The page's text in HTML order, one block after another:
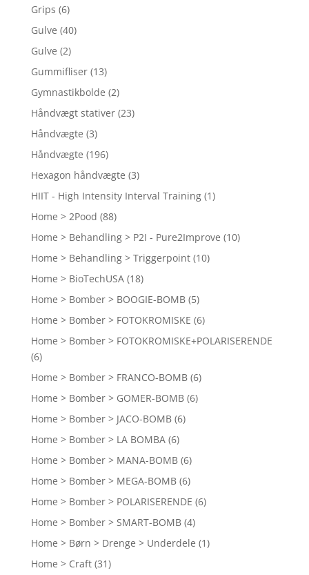
Grips (6)
Gulve (40)
Gulve (2)
Gummifliser (13)
Gymnastikbolde (2)
Håndvægt stativer (23)
Håndvægte (3)
Håndvægte (196)
Hexagon håndvægte (3)
HIIT - High Intensity Interval Training (1)
Home > 2Pood (88)
Home > Behandling > P2I - Pure2Improve (10)
Home > Behandling > Triggerpoint (10)
Home > BioTechUSA (18)
Home > Bomber > BOOGIE-BOMB (5)
Home > Bomber > FOTOKROMISKE (6)
Home > Bomber > FOTOKROMISKE+POLARISERENDE
(6)
Home > Bomber > FRANCO-BOMB (6)
Home > Bomber > GOMER-BOMB (6)
Home > Bomber > JACO-BOMB (6)
Home > Bomber > LA BOMBA (6)
Home > Bomber > MANA-BOMB (6)
Home > Bomber > MEGA-BOMB (6)
Home > Bomber > POLARISERENDE (6)
Home > Bomber > SMART-BOMB (4)
Home > Børn > Drenge > Underdele (1)
Home > Craft (31)